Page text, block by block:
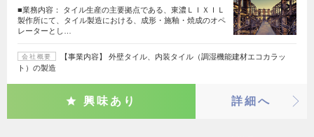
■業務内容： タイル生産の主要拠点である、東濃ＬＩＸＩＬ
製作所にて、タイル製造における、成形・施釉・焼成のオペ
レーターとし…
会社概要
【事業内容】 外壁タイル、内装タイル（調湿機能建材エコカラッ
ト）の製造
興味あり 詳細へ